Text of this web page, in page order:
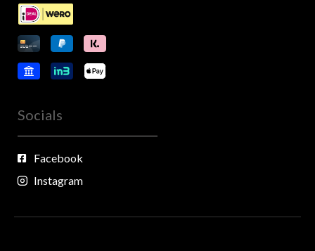
Socials
Facebook
Instagram